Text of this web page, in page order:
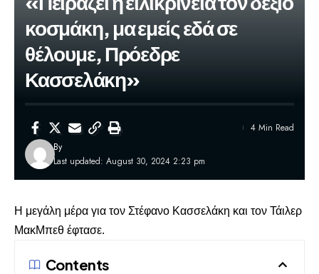
κοσμάκη, μα εμείς εδά σε
θέλουμε, Πρόεδρε
Κασσελάκη»
Last updated: August 30, 2024 2:23 pm
By
4 Min Read
Η μεγάλη μέρα για τον Στέφανο Κασσελάκη και τον Τάιλερ
ΜακΜπεθ έφτασε.
Contents